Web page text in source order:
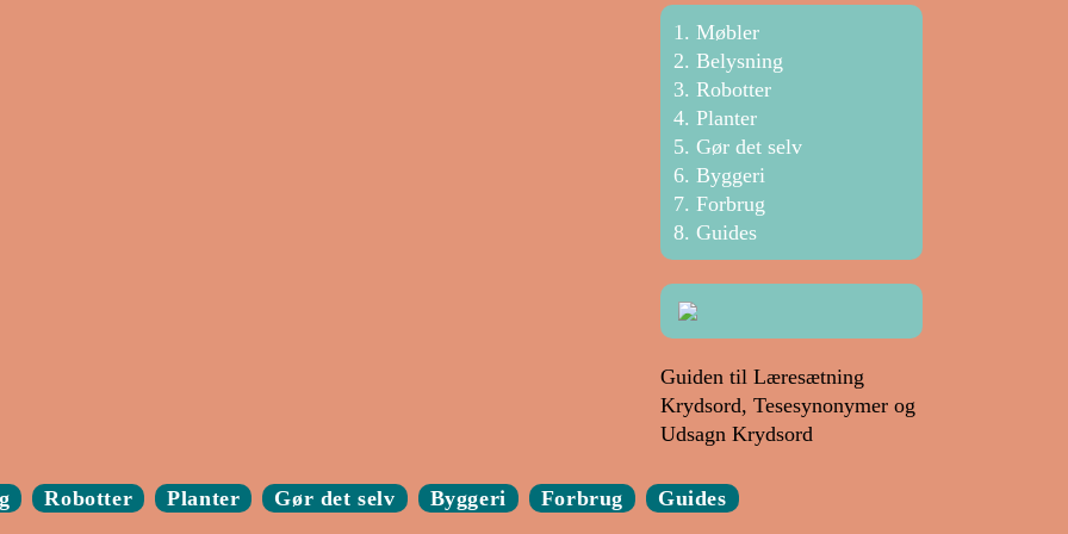
Møbler
Belysning
Robotter
Planter
Gør det selv
Byggeri
Forbrug
Guides
Guiden til Læresætning
Krydsord, Tesesynonymer og
Udsagn Krydsord
Robotter Planter Gør det selv Byggeri Forbrug Guides